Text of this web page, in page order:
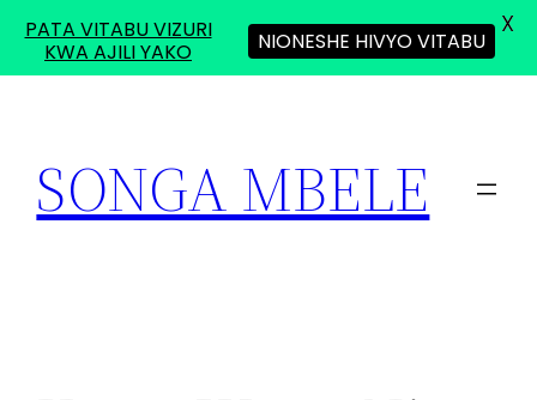
content
SONGA MBELE
PATA VITABU VIZURI
KWA AJILI YAKO
NIONESHE HIVYO VITABU
X